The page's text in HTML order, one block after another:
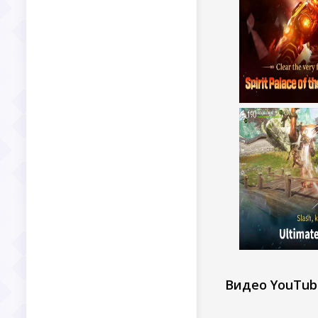
Видео